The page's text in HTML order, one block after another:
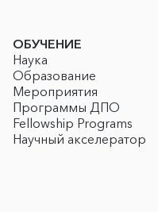
ОБУЧЕНИЕ
Наука
Образование
Мероприятия
Программы ДПО
Fellowship Programs
Научный акселератор